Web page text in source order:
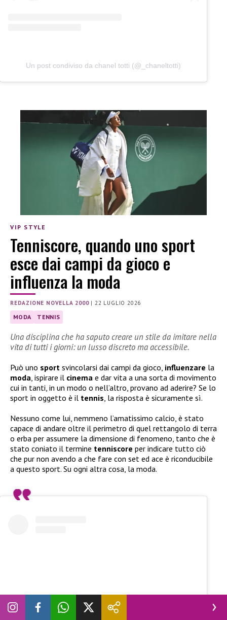
Un post condiviso da chanel totti (@_chaneltotti)
VIP STYLE
Tenniscore, quando uno sport
esce dai campi da gioco e
influenza la moda
REDAZIONE NOVELLA 2000| 22 LUGLIO 2026
MODA TENNIS
Una disciplina che ha saputo creare un stile da imitare nella
vita di tutti i giorni: un lusso discreto ma accessibile.
Può uno sport svincolarsi dai campi da gioco, influenzare la
moda, ispirare il cinema e dar vita a una sorta di movimento
cui in tanti, in un modo o nell’altro, provano ad aderire? Se lo
sport in oggetto è il tennis, la risposta è sicuramente sì.
Nessuno come lui, nemmeno l’amatissimo calcio, è stato
capace di andare oltre il perimetro di quel rettangolo di terra
o erba per assumere la dimensione di fenomeno, tanto che è
stato coniato il termine tenniscore per indicare tutto ciò
che pur non avendo a che fare con set ed ace è riconducibile
a questo sport. Su ogni altra cosa, la moda.